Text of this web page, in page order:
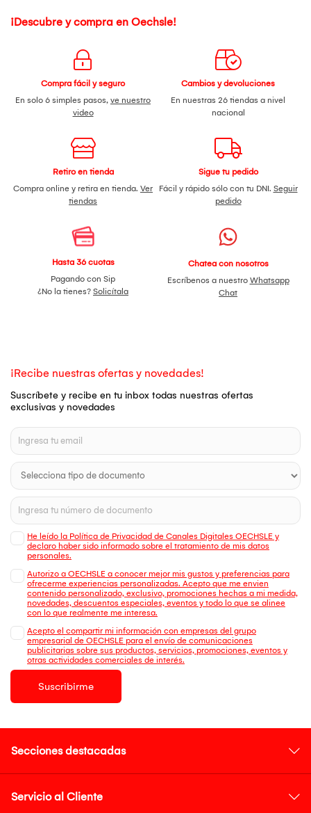
¡Descubre y compra en Oechsle!
Compra fácil y seguro
En solo 6 simples pasos, ve nuestro
video
Cambios y devoluciones
En nuestras 26 tiendas a nivel
nacional
Retiro en tienda
Compra online y retira en tienda. Ver
tiendas
Sigue tu pedido
Fácil y rápido sólo con tu DNI. Seguir
pedido
Hasta 36 cuotas
Pagando con Sip
¿No la tienes? Solicítala
Chatea con nosotros
Escríbenos a nuestro Whatsapp
Chat
¡Recibe nuestras ofertas y novedades!
Suscríbete y recibe en tu inbox todas nuestras ofertas
exclusivas y novedades
He leído la Política de Privacidad de Canales Digitales OECHSLE y
declaro haber sido informado sobre el tratamiento de mis datos
personales.
Autorizo a OECHSLE a conocer mejor mis gustos y preferencias para
ofrecerme experiencias personalizadas. Acepto que me envien
contenido personalizado, exclusivo, promociones hechas a mi medida,
novedades, descuentos especiales, eventos y todo lo que se alinee
con lo que realmente me interesa.
Acepto el compartir mi información con empresas del grupo
empresarial de OECHSLE para el envío de comunicaciones
publicitarias sobre sus productos, servicios, promociones, eventos y
otras actividades comerciales de interés.
Suscribirme
Secciones destacadas
Servicio al Cliente